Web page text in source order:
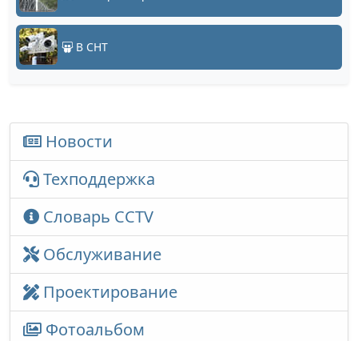
В СНТ
Новости
Техподдержка
Словарь CCTV
Обслуживание
Проектирование
Фотоальбом